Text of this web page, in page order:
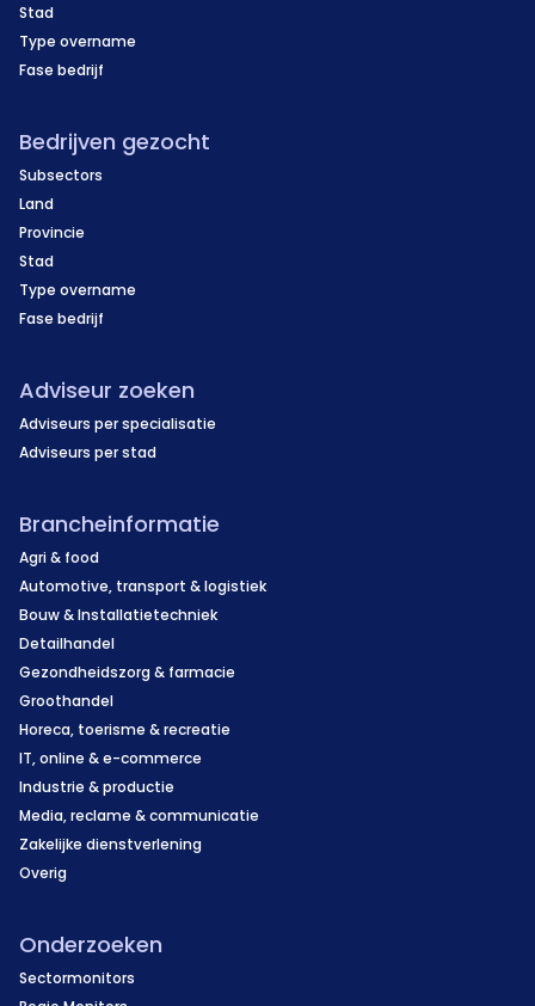
Stad
Type overname
Fase bedrijf
Bedrijven gezocht
Subsectors
Land
Provincie
Stad
Type overname
Fase bedrijf
Adviseur zoeken
Adviseurs per specialisatie
Adviseurs per stad
Brancheinformatie
Agri & food
Automotive, transport & logistiek
Bouw & Installatietechniek
Detailhandel
Gezondheidszorg & farmacie
Groothandel
Horeca, toerisme & recreatie
IT, online & e-commerce
Industrie & productie
Media, reclame & communicatie
Zakelijke dienstverlening
Overig
Onderzoeken
Sectormonitors